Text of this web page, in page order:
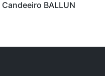
Candeeiro BALLUN